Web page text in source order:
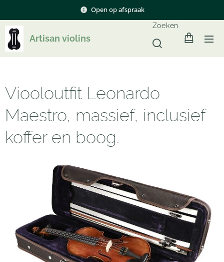
Open op afspraak
Artisan violins
Zoeken
Viooloutfit Leonardo
Maestro, massief, inclusief
koffer en boog.